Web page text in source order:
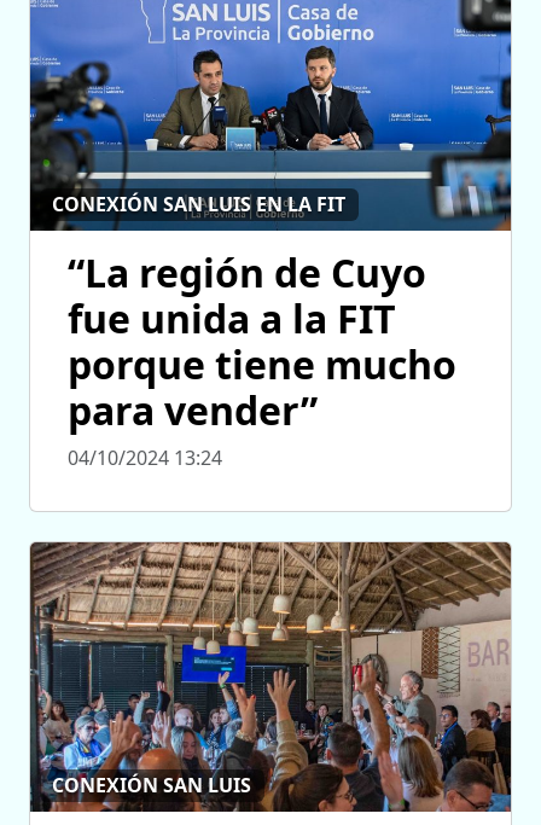
CONEXIÓN SAN LUIS EN LA FIT
“La región de Cuyo
fue unida a la FIT
porque tiene mucho
para vender”
04/10/2024 13:24
CONEXIÓN SAN LUIS